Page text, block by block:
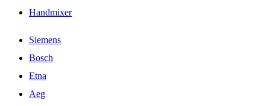
Handmixer
Siemens
Bosch
Etna
Aeg